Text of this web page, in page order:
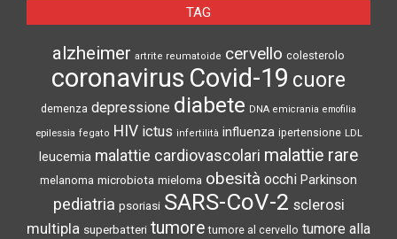
TAG
alzheimer artrite reumatoide cervello colesterolo
coronavirus Covid-19 cuore
demenza depressione diabete DNA emicrania emofilia
epilessia fegato HIV ictus infertilità influenza ipertensione LDL
leucemia malattie cardiovascolari malattie rare
melanoma microbiota mieloma obesità occhi Parkinson
pediatria psoriasi SARS-CoV-2 sclerosi
multipla superbatteri tumore tumore al cervello tumore alla